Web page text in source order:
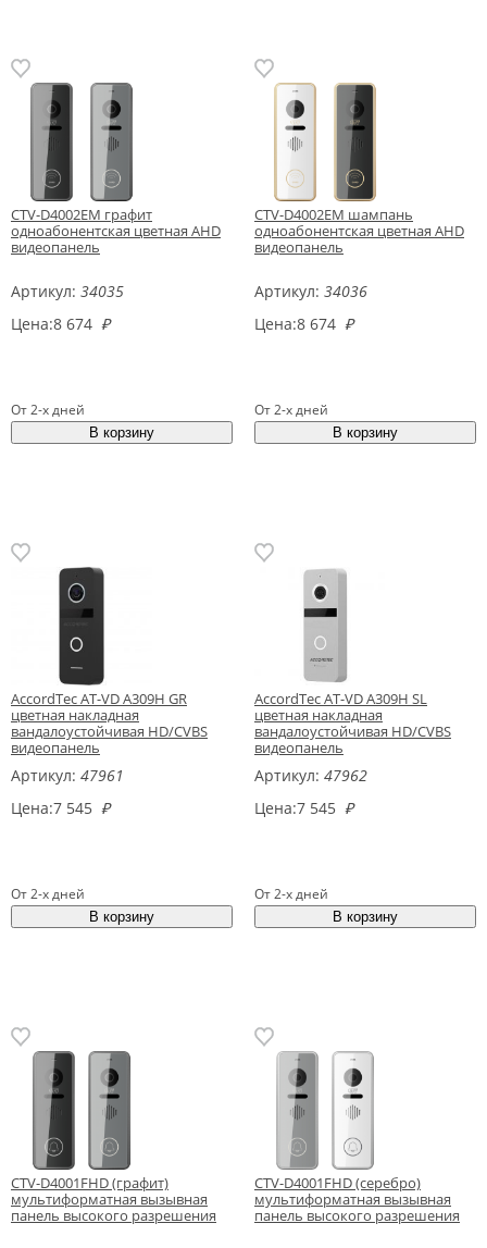
CTV-D4002EM графит
одноабонентская цветная AHD
видеопанель
Артикул: 34035
Цена:8 674 ₽
От 2-х дней
CTV-D4002EM шампань
одноабонентская цветная AHD
видеопанель
Артикул: 34036
Цена:8 674 ₽
От 2-х дней
AccordTec AT-VD A309H GR
цветная накладная
вандалоустойчивая HD/CVBS
видеопанель
Артикул: 47961
Цена:7 545 ₽
От 2-х дней
AccordTec AT-VD A309H SL
цветная накладная
вандалоустойчивая HD/CVBS
видеопанель
Артикул: 47962
Цена:7 545 ₽
От 2-х дней
CTV-D4001FHD (графит)
мультиформатная вызывная
панель высокого разрешения
CTV-D4001FHD (серебро)
мультиформатная вызывная
панель высокого разрешения